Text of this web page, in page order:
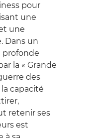
pour
une
une
Dans un
profonde
la « Grande
des
capacité
retenir ses
est